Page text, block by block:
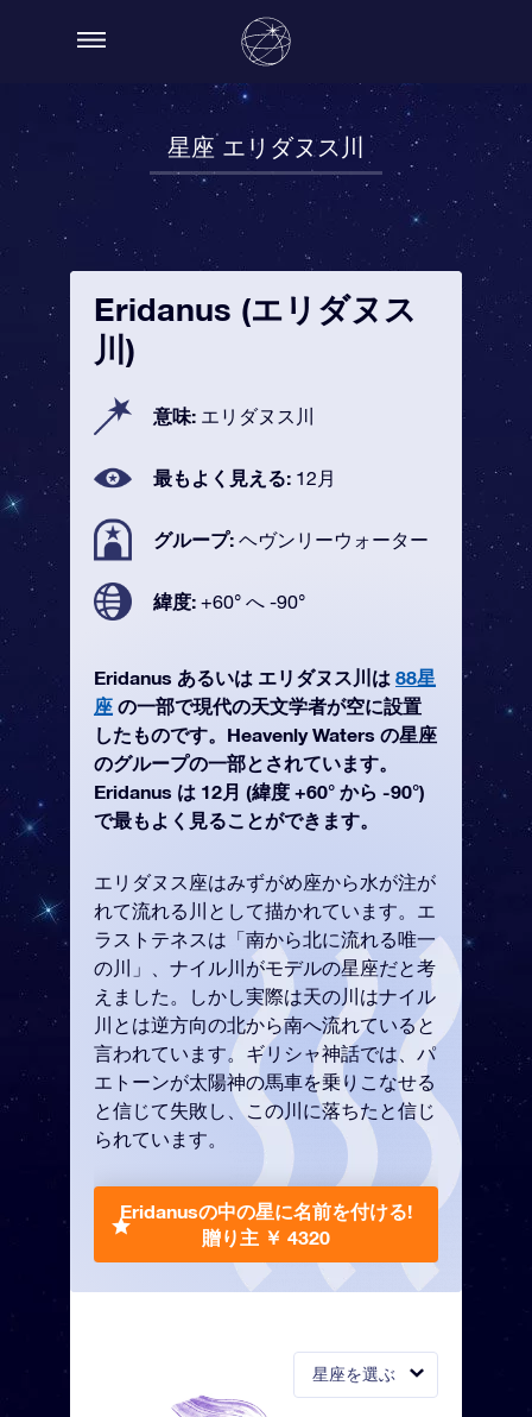
星座 エリダヌス川
星座を選ぶ
Eridanus (エリダヌス
川)
意味: エリダヌス川
最もよく見える: 12月
グループ: ヘヴンリーウォーター
緯度: +60° へ -90°
Eridanus あるいは エリダヌス川は 88星
座 の一部で現代の天文学者が空に設置
したものです。Heavenly Waters の星座
のグループの一部とされています。
Eridanus は 12月 (緯度 +60° から -90°)
で最もよく見ることができます。
エリダヌス座はみずがめ座から水が注が
れて流れる川として描かれています。エ
ラストテネスは「南から北に流れる唯一
の川」、ナイル川がモデルの星座だと考
えました。しかし実際は天の川はナイル
川とは逆方向の北から南へ流れていると
言われています。ギリシャ神話では、パ
エトーンが太陽神の馬車を乗りこなせる
と信じて失敗し、この川に落ちたと信じ
られています。
Eridanusの中の星に名前を付ける!
贈り主 ￥ 4320